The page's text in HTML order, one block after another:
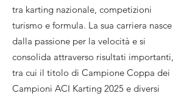
tra karting nazionale, competizioni
turismo e formula. La sua carriera nasce
dalla passione per la velocità e si
consolida attraverso risultati importanti,
tra cui il titolo di Campione Coppa dei
Campioni ACI Karting 2025 e diversi